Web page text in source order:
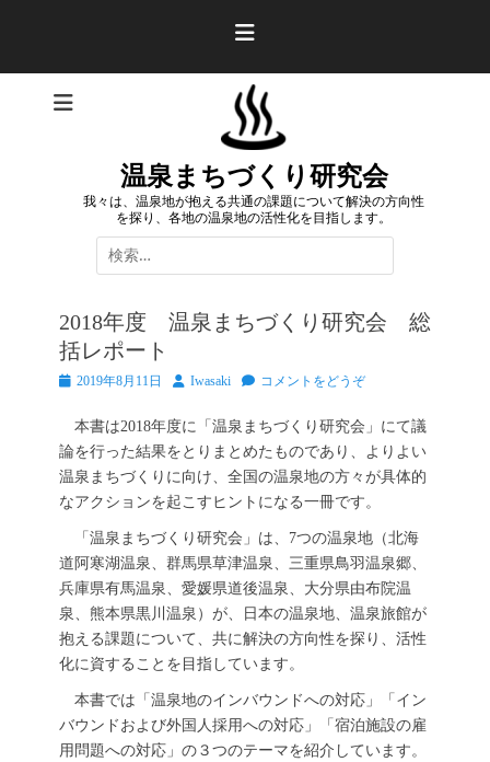
温泉まちづくり研究会
我々は、温泉地が抱える共通の課題について解決の方向性
を探り、各地の温泉地の活性化を目指します。
検
索:
2018年度 温泉まちづくり研究会 総
括レポート
投 2019年8月11日
投
者
Iwasaki コメントをどうぞ
本書は2018年度に「温泉まちづくり研究会」にて議
論を行った結果をとりまとめたものであり、よりよい
温泉まちづくりに向け、全国の温泉地の方々が具体的
なアクションを起こすヒントになる一冊です。
「温泉まちづくり研究会」は、7つの温泉地（北海
道阿寒湖温泉、群馬県草津温泉、三重県鳥羽温泉郷、
兵庫県有馬温泉、愛媛県道後温泉、大分県由布院温
泉、熊本県黒川温泉）が、日本の温泉地、温泉旅館が
抱える課題について、共に解決の方向性を探り、活性
化に資することを目指しています。
本書では「温泉地のインバウンドへの対応」「イン
バウンドおよび外国人採用への対応」「宿泊施設の雇
用問題への対応」の３つのテーマを紹介しています。